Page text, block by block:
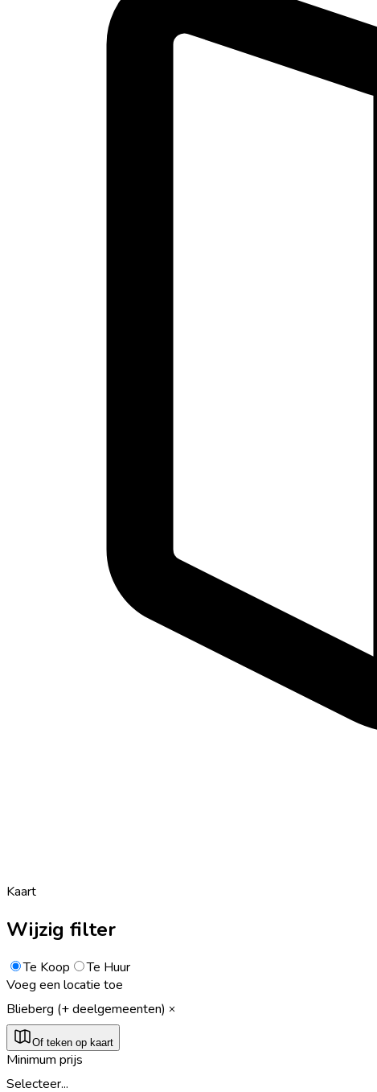
Kaart
Wijzig filter
Te Koop
Te Huur
Voeg een locatie toe
Blieberg (+ deelgemeenten)
Of teken op kaart
Minimum prijs
Selecteer...